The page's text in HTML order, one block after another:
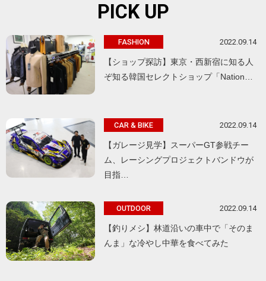
PICK UP
FASHION 2022.09.14
【ショップ探訪】東京・西新宿に知る人
ぞ知る韓国セレクトショップ「Nation…
CAR & BIKE 2022.09.14
【ガレージ見学】スーパーGT参戦チー
ム、レーシングプロジェクトバンドウが
目指…
OUTDOOR 2022.09.14
【釣りメシ】林道沿いの車中で「そのま
んま」な冷やし中華を食べてみた